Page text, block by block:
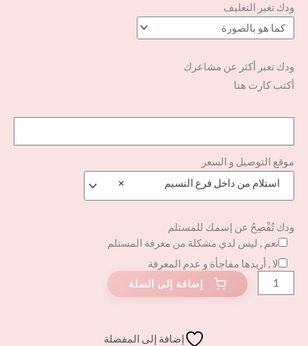
ودك تغير التغليف
ودك تعبر أكثر عن مشاعرك
أكتب كارت هنا
موقع التوصيل و السعر
×
استلام من داخل فرع النسيم
ودك تُفْصِحُ عن إسمك للمستلم
نعم , ليس لدي مشكلة من معرفة المستلم
لا , أريدها مفاجأة و عدم المعرفة
إضافة إلى المفضلة